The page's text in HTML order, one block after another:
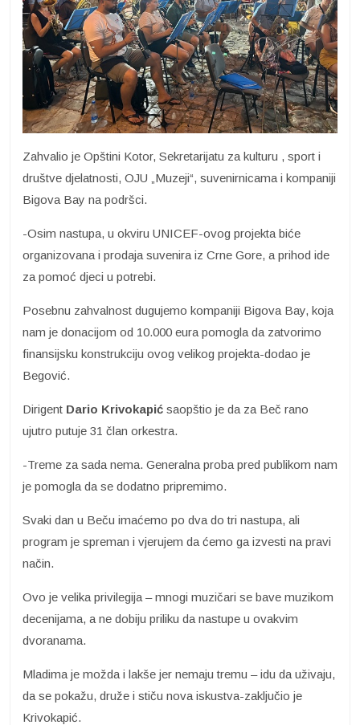
Zahvalio je Opštini Kotor, Sekretarijatu za kulturu , sport i
društve djelatnosti, OJU „Muzeji“, suvenirnicama i kompaniji
Bigova Bay na podršci.
-Osim nastupa, u okviru UNICEF-ovog projekta biće
organizovana i prodaja suvenira iz Crne Gore, a prihod ide
za pomoć djeci u potrebi.
Posebnu zahvalnost dugujemo kompaniji Bigova Bay, koja
nam je donacijom od 10.000 eura pomogla da zatvorimo
finansijsku konstrukciju ovog velikog projekta-dodao je
Begović.
Dirigent Dario Krivokapić saopštio je da za Beč rano
ujutro putuje 31 član orkestra.
-Treme za sada nema. Generalna proba pred publikom nam
je pomogla da se dodatno pripremimo.
Svaki dan u Beču imaćemo po dva do tri nastupa, ali
program je spreman i vjerujem da ćemo ga izvesti na pravi
način.
Ovo je velika privilegija – mnogi muzičari se bave muzikom
decenijama, a ne dobiju priliku da nastupe u ovakvim
dvoranama.
Mladima je možda i lakše jer nemaju tremu – idu da uživaju,
da se pokažu, druže i stiču nova iskustva-zaključio je
Krivokapić.